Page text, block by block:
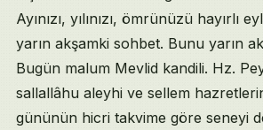
6. Peygamberi Günahkâr Gösteren
7. Hz. Muhammed Mustafâ’nın Fizîkî
Kaynakça ve Referanslar
Ayınızı, yılınızı, ömrünüzü hayırlı
yarın akşamki sohbet. Bunu yarın
Bugün malum Mevlid kandili. Hz.
sallallâhu aleyhi ve sellem
gününün hicri takvime göre seneyi